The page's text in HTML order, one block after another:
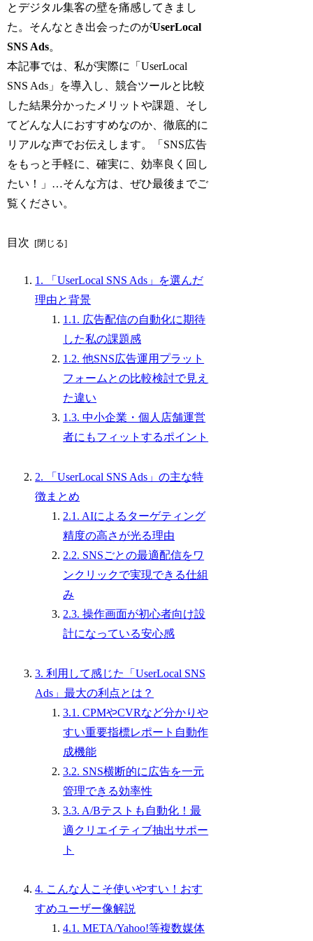
とデジタル集客の壁を痛感してきまし
た。そんなとき出会ったのがUserLocal
SNS Ads。
本記事では、私が実際に「UserLocal
SNS Ads」を導入し、競合ツールと比較
した結果分かったメリットや課題、そし
てどんな人におすすめなのか、徹底的に
リアルな声でお伝えします。「SNS広告
をもっと手軽に、確実に、効率良く回し
たい！」…そんな方は、ぜひ最後までご
覧ください。
目次
1. 「UserLocal SNS Ads」を選んだ
理由と背景
1.1. 広告配信の自動化に期待
した私の課題感
1.2. 他SNS広告運用プラット
フォームとの比較検討で見え
た違い
1.3. 中小企業・個人店舗運営
者にもフィットするポイント
2. 「UserLocal SNS Ads」の主な特
徴まとめ
2.1. AIによるターゲティング
精度の高さが光る理由
2.2. SNSごとの最適配信をワ
ンクリックで実現できる仕組
み
2.3. 操作画面が初心者向け設
計になっている安心感
3. 利用して感じた「UserLocal SNS
Ads」最大の利点とは？
3.1. CPMやCVRなど分かりや
すい重要指標レポート自動作
成機能
3.2. SNS横断的に広告を一元
管理できる効率性
3.3. A/Bテストも自動化！最
適クリエイティブ抽出サポー
ト
4. こんな人こそ使いやすい！おす
すめユーザー像解説
4.1. META/Yahoo!等複数媒体